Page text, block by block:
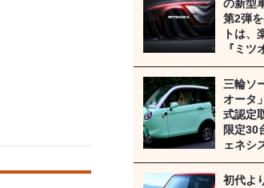
の新型
第2弾
トは、
『ミツ
三輪ソ
オータ
式認定
限定30
ェネシ
初代よ